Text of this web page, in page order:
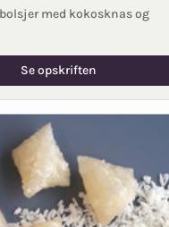
med kokosknas og
Se opskriften